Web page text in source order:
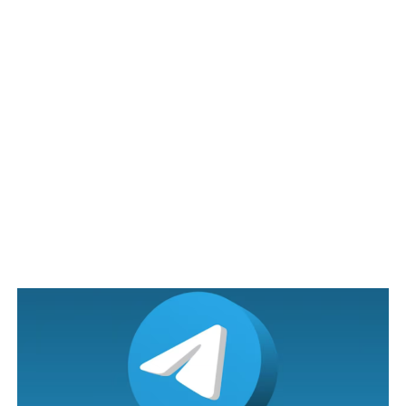
saya. Masa saya dihabiskan untuk mengejar tugasan dan
belajar untuk peperiksaan.
”Beberapa hari, saya terpaksa batalkan rancangan untuk
keluar dengan rakan-rakan atau menonton filem terkini.